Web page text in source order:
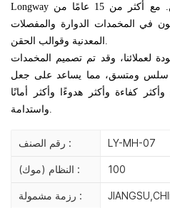
Longway يقع في مقاطعة جيانغسو، الصين. مع أكثر من 15 عامًا من
في المخمدات الدوارة والمفصلات
لعملائنا، وقد تم تصميم المخمدات
سلس ومتسق، مما يساعد على جعل
كفاءة وأكثر هدوءًا وأكثر أمانًا
رقم الصنف : LY-MH-07
النظام (موك) : 100
رزمة مشمولة :